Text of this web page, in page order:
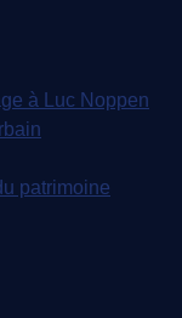
à Luc Noppen
patrimoine